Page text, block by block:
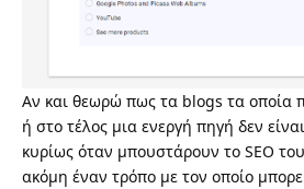
Αν και θεωρώ πως τα blogs τα οποία
ή στο τέλος μια ενεργή πηγή δεν
κυρίως όταν μπουστάρουν το SEO
ακόμη έναν τρόπο με τον οποίο